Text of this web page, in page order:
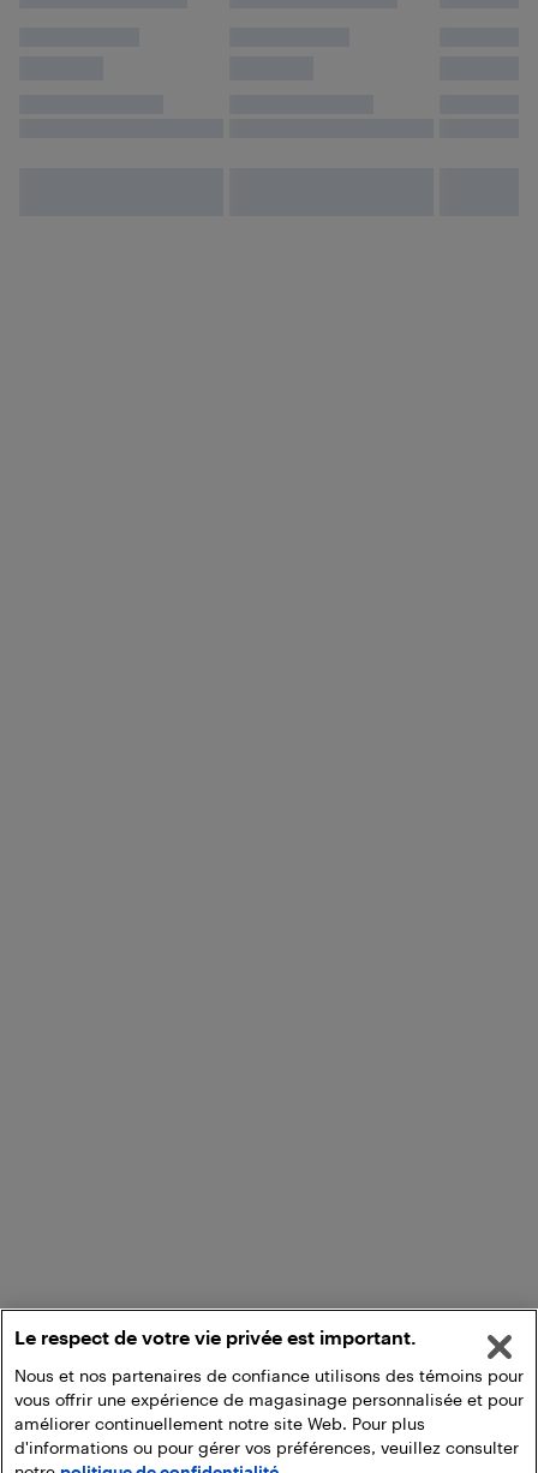
Le respect de votre vie privée est important.
Nous et nos partenaires de confiance utilisons des témoins pour
vous offrir une expérience de magasinage personnalisée et pour
améliorer continuellement notre site Web. Pour plus
d'informations ou pour gérer vos préférences, veuillez consulter